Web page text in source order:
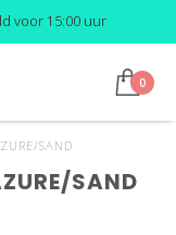
voor 15:00 uur
0
SAND
SAND